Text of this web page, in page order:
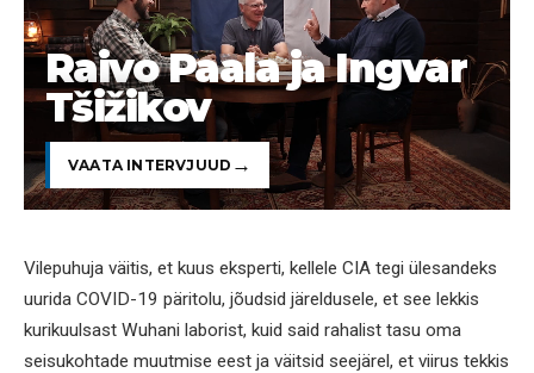
Raivo Paala ja Ingvar
Tšižikov
VAATA INTERVJUUD
Vilepuhuja väitis, et kuus eksperti, kellele CIA tegi ülesandeks
uurida COVID-19 päritolu, jõudsid järeldusele, et see lekkis
kurikuulsast Wuhani laborist, kuid said rahalist tasu oma
seisukohtade muutmise eest ja väitsid seejärel, et viirus tekkis